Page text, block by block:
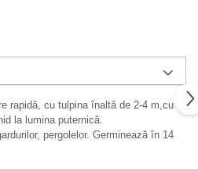
rapidă, cu tulpina înaltă de 2-4 m,cu
la lumina puternică.
pergolelor. Germinează în 14